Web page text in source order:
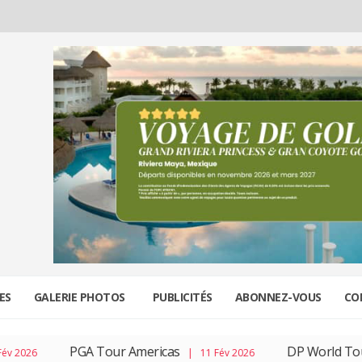
GALERIE PHOTOS PUBLICITÉS ABONNEZ-VOUS
PGA Tour Americas| 11 Fév 2026 DP World Tour| 04